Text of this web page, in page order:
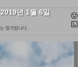
2019년 1월 6일